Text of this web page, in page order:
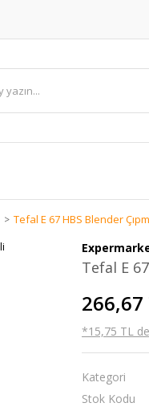
Tefal E 67 HBS Blender
Tefal E
266,67
*15,75 TL
Kategori
Stok Kodu